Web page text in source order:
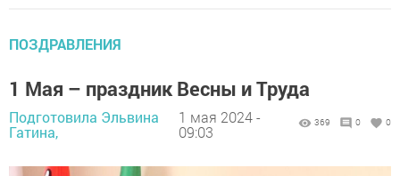
ПОЗДРАВЛЕНИЯ
1 Мая – праздник Весны и Труда
Подготовила Эльвина
Гатина,
1 мая 2024 -
09:03
369 0 0